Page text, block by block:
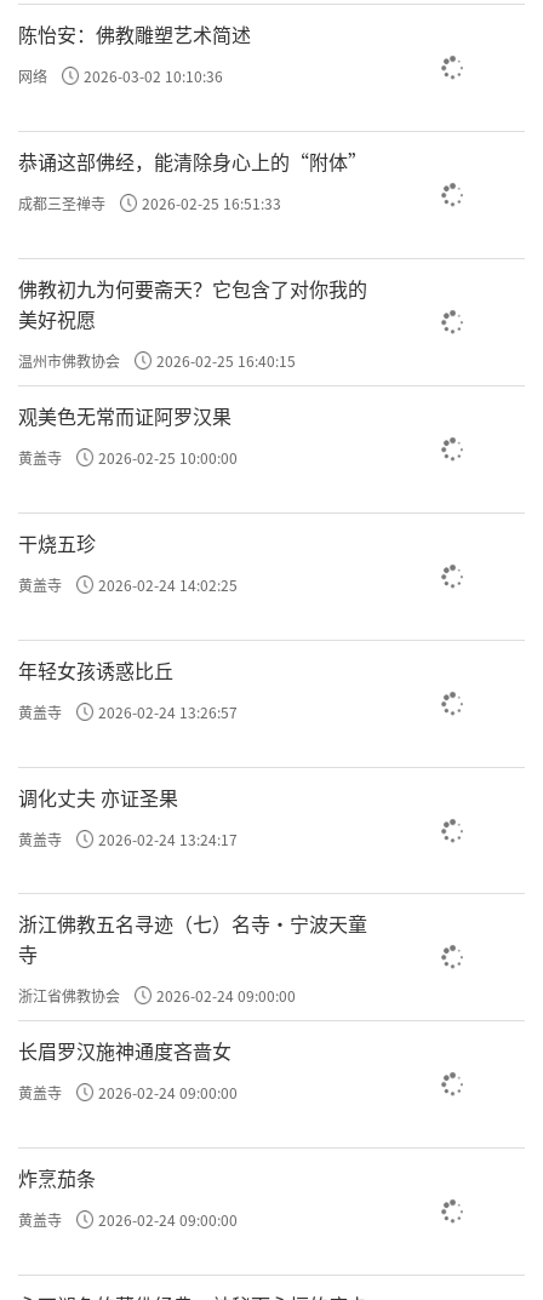
陈怡安：佛教雕塑艺术简述
网络 2026-03-02 10:10:36
恭诵这部佛经，能清除身心上的“附体”
成都三圣禅寺 2026-02-25 16:51:33
佛教初九为何要斋天？它包含了对你我的
美好祝愿
温州市佛教协会 2026-02-25 16:40:15
观美色无常而证阿罗汉果
黄盖寺 2026-02-25 10:00:00
干烧五珍
黄盖寺 2026-02-24 14:02:25
年轻女孩诱惑比丘
黄盖寺 2026-02-24 13:26:57
调化丈夫 亦证圣果
黄盖寺 2026-02-24 13:24:17
浙江佛教五名寻迹（七）名寺·宁波天童
寺
浙江省佛教协会 2026-02-24 09:00:00
长眉罗汉施神通度吝啬女
黄盖寺 2026-02-24 09:00:00
炸烹茄条
黄盖寺 2026-02-24 09:00:00